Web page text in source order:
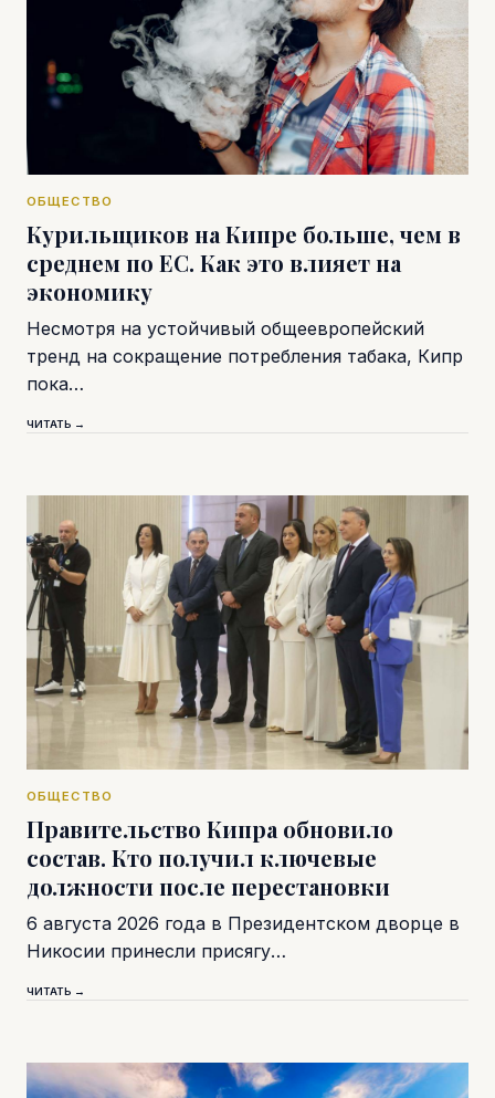
ОБЩЕСТВО
Курильщиков на Кипре больше, чем в
среднем по ЕС. Как это влияет на
экономику
Несмотря на устойчивый общеевропейский
тренд на сокращение потребления табака, Кипр
пока…
ЧИТАТЬ →
ОБЩЕСТВО
Правительство Кипра обновило
состав. Кто получил ключевые
должности после перестановки
6 августа 2026 года в Президентском дворце в
Никосии принесли присягу…
ЧИТАТЬ →